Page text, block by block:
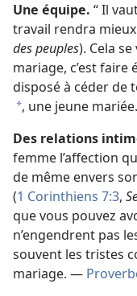
Une équipe. “ Il
travail rendra mieux
des peuples). Cela
mariage, c’est
disposé à céder de
*, une jeune mariée.
Des relations
femme l’affection
de même envers
(1 Corinthiens 7:3,
que vous pouvez
n’engendrent pas
souvent les tristes
mariage. —